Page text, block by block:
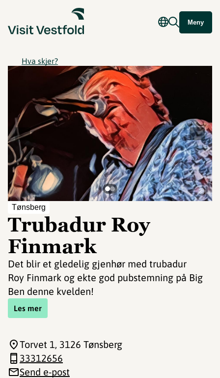
Meny
Hva skjer?
Tønsberg
Trubadur Roy
Finmark
Det blir et gledelig gjenhør med trubadur
Roy Finmark og ekte god pubstemning på Big
Ben denne kvelden!
Les mer
©
Torvet 1, 3126 Tønsberg
33312656
Send e-post